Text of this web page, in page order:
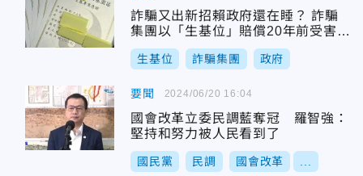
詐騙又出新招賴政府還在睡？ 詐騙
集團以「生基位」賠償20年前受害老
翁再騙
生基位 詐騙集團 政府
要聞
國會改革立委民調藍奪冠 羅智強：
堅持和努力被人民看到了
國民黨 民調 國會改革
2024/06/20 16:04